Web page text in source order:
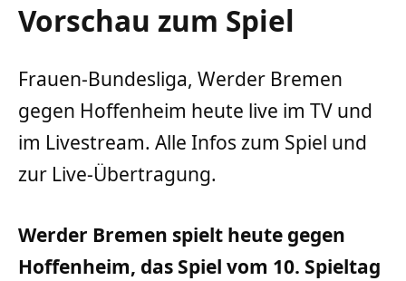
Vorschau zum Spiel
Frauen-Bundesliga, Werder Bremen
gegen Hoffenheim heute live im TV und
im Livestream. Alle Infos zum Spiel und
zur Live-Übertragung.
Werder Bremen spielt heute gegen
Hoffenheim, das Spiel vom 10. Spieltag